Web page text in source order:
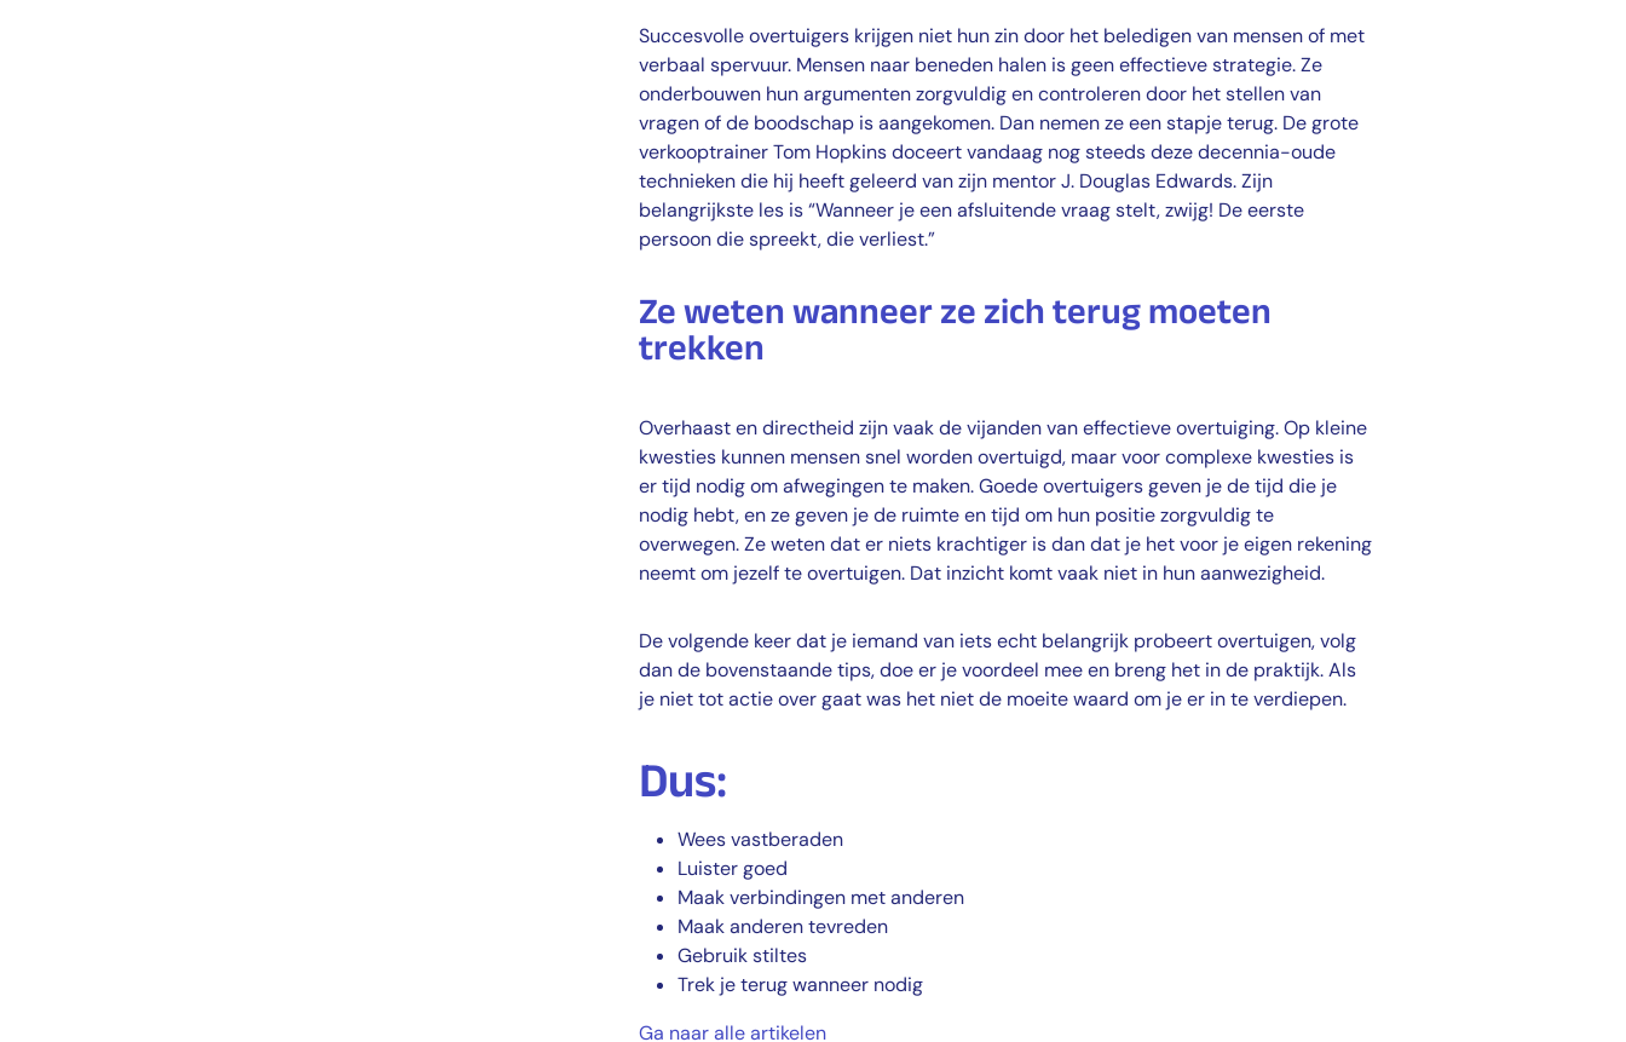
Succesvolle overtuigers krijgen niet hun zin door het beledigen van mensen of met
verbaal spervuur. Mensen naar beneden halen is geen effectieve strategie. Ze
onderbouwen hun argumenten zorgvuldig en controleren door het stellen van
vragen of de boodschap is aangekomen. Dan nemen ze een stapje terug. De grote
verkooptrainer Tom Hopkins doceert vandaag nog steeds deze decennia-oude
technieken die hij heeft geleerd van zijn mentor J. Douglas Edwards. Zijn
belangrijkste les is “Wanneer je een afsluitende vraag stelt, zwijg! De eerste
persoon die spreekt, die verliest.”
Ze weten wanneer ze zich terug moeten
trekken
Overhaast en directheid zijn vaak de vijanden van effectieve overtuiging. Op kleine
kwesties kunnen mensen snel worden overtuigd, maar voor complexe kwesties is
er tijd nodig om afwegingen te maken. Goede overtuigers geven je de tijd die je
nodig hebt, en ze geven je de ruimte en tijd om hun positie zorgvuldig te
overwegen. Ze weten dat er niets krachtiger is dan dat je het voor je eigen rekening
neemt om jezelf te overtuigen. Dat inzicht komt vaak niet in hun aanwezigheid.
De volgende keer dat je iemand van iets echt belangrijk probeert overtuigen, volg
dan de bovenstaande tips, doe er je voordeel mee en breng het in de praktijk. Als
je niet tot actie over gaat was het niet de moeite waard om je er in te verdiepen.
Dus:
Wees vastberaden
Luister goed
Maak verbindingen met anderen
Maak anderen tevreden
Gebruik stiltes
Trek je terug wanneer nodig
Ga naar alle artikelen